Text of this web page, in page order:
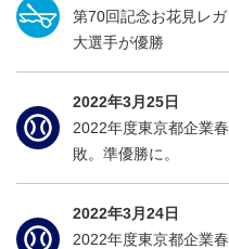
第70回記念お花見レ
大選手が優勝
2022年3月25日
2022年度東京都企業
敗。準優勝に。
2022年3月24日
2022年度東京都企業